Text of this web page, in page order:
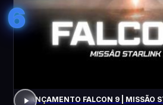
6
LANÇAMENTO FALCON 9 | MISSÃO